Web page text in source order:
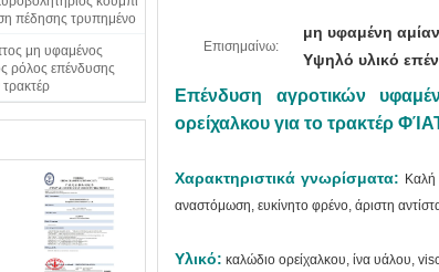
πέδησης τρυπημένο
μη υφαμένος
ρόλος επένδυσης
Επισημαίνω:
μη υφαμένη
Υψηλό υλικό
Επένδυση αγροτικών
ορείχαλκου για το τρακτέρ
Χαρακτηριστικά γνωρίσματα: Καλή
αναστόμωση, ευκίνητο φρένο, άριστη
Υλικό: καλώδιο ορείχαλκου, ίνα υάλου,